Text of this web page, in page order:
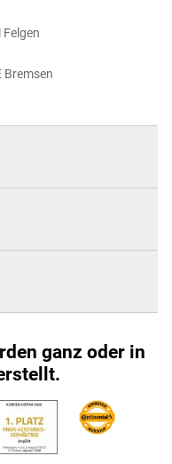
Felgen
Bremsen
ganz oder in